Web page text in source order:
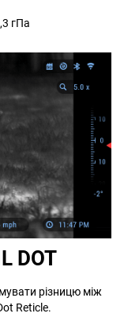
гПа
DOT
різницю між
Reticle.